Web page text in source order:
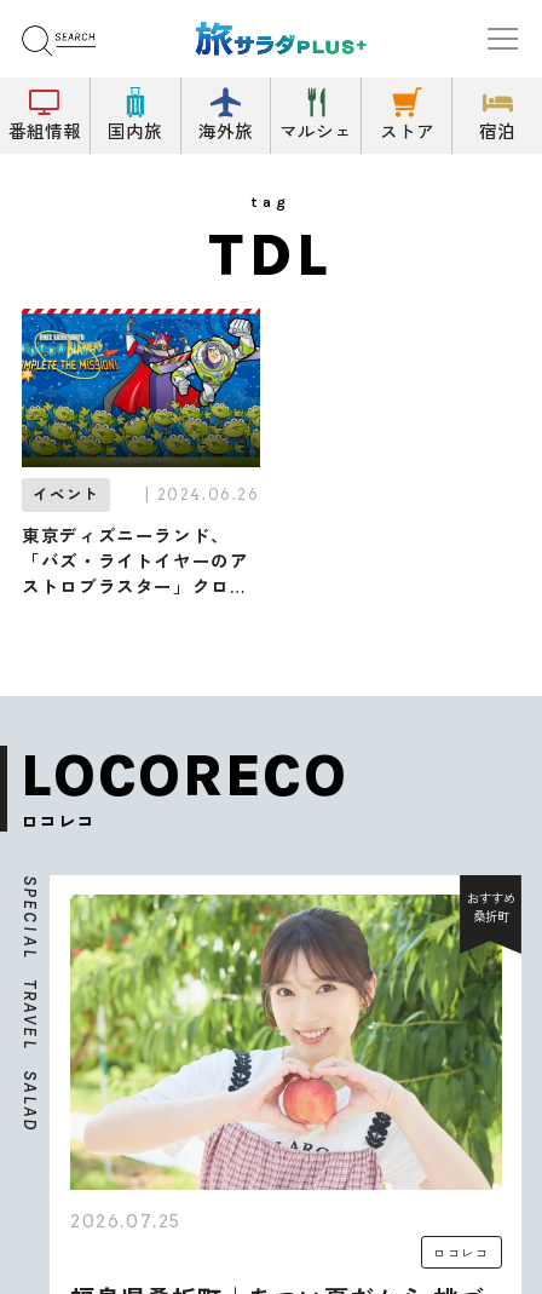
番組情報 国内旅 海外旅 マルシェ ストア 宿泊
tag
TDL
イベント | 2024.06.26
東京ディズニーランド、
「バズ・ライトイヤーのア
ストロブラスター」クロー
LOCORECO
ロコレコ
S
P
E
C
I
A
L
T
R
A
V
E
L
S
A
L
A
D
おすすめ
桑折町
2026.07.25
ロコレコ